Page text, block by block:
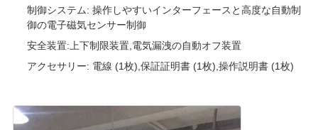
制御システム: 操作しやすいインターフェースと高度な自動制
御の電子磁気センサー制御
安全装置:上下制限装置,電気漏洩の自動オフ装置
アクセサリー: 電線 (1枚),保証証明書 (1枚),操作説明書 (1枚)